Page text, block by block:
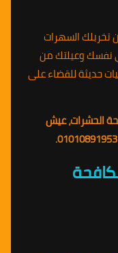
تخربلك السهرات
نفسك وعيلتك من
حديثة للقضاء على
الحشرات، عيش